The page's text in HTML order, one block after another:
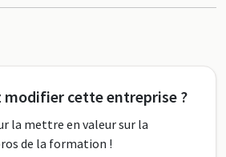
modifier cette entreprise ?
la mettre en valeur sur la
de la formation !